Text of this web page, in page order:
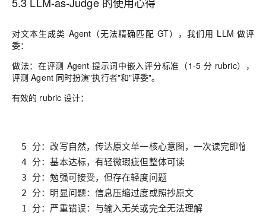
对文本生成类 Agent（无法精确匹配 GT），我们用 LLM 做评
委：
做法：在评测 Agent 提示词中嵌入评分标准（1-5 分 rubric），
评测 Agent 同时扮演"执行者"和"评委"。
有效的 rubric 设计：
4 分：基本达标，有轻微瑕疵但整体可读
3 分：勉强可接受，但存在轻度问题
1 分：严重错误：与输入无关或完全无法理解